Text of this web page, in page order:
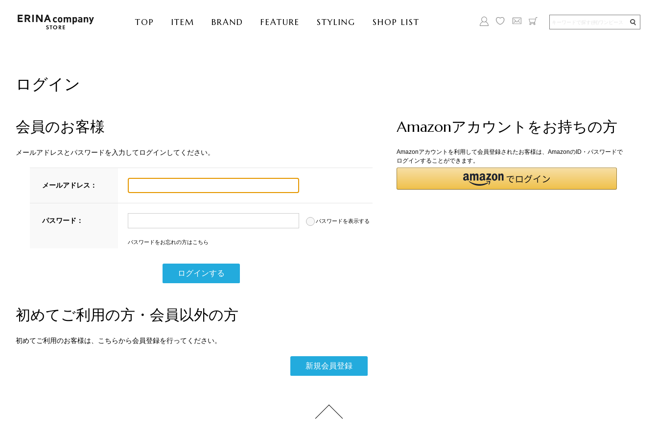
TOP ITEM BRAND FEATURE STYLING SHOP LIST
ログイン
会員のお客様
メールアドレスとパスワードを入力してログインしてください。
メールアドレス：
パスワード： パスワードを表示する
パスワードをお忘れの方はこちら
Amazonアカウントをお持ちの方
Amazonアカウントを利用して会員登録されたお客様は、AmazonのID・パスワードで
ログインすることができます。
初めてご利用の方・会員以外の方
初めてご利用のお客様は、こちらから会員登録を行ってください。